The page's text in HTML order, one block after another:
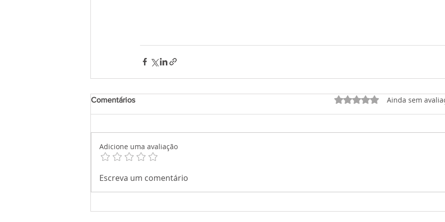
Comentários Avaliado com 0 de 5
Ainda sem
Adicione uma avaliação
Escreva um comentário